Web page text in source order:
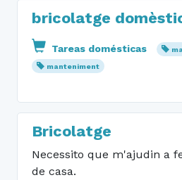
bricolatge
Tareas domésticas
manteniment
Bricolatge
Necessito que m'ajudin a
de casa.